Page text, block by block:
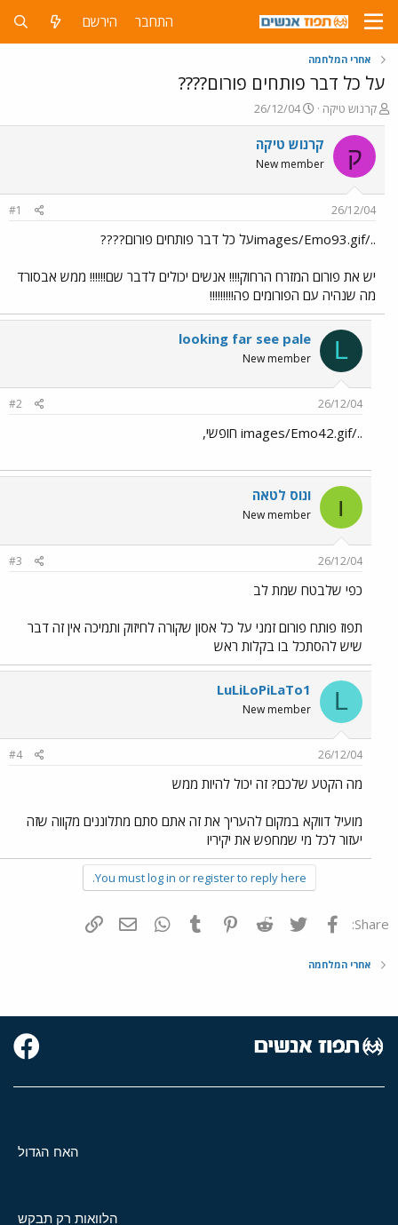
התחבר הירשם
אחרי המלחמה
על כל דבר פותחים פורום????
פ
ו
ת
ח
ה
ש
קרנוש טיקה
פ
ו
ר
ם
ר
26/12/04
ק קרנוש טיקה
New member
26/12/04
#1
../images/Emo93.gifעל כל דבר פותחים פורום????
יש את פורום המזרח הרחוק!!!! אנשים יכולים לדבר שם!!!!!! ממש אבסורד
מה שנהיה עם הפורומים פה!!!!!!!!!
L
looking far see pale
New member
26/12/04
#2
../images/Emo42.gif חופשי,
ו ונוס לטאה
New member
26/12/04
#3
כפי שלבטח שמת לב
תפוז פותח פורום זמני על כל אסון שקורה לחיזוק ותמיכה אין זה דבר
שיש להסתכל בו בקלות ראש
L
LuLiLoPiLaTo1
New member
26/12/04
#4
מה הקטע שלכם? זה יכול להיות ממש
מועיל דווקא במקום להעריך את זה אתם סתם מתלוננים מקווה שזה
יעזור לכל מי שמחפש את יקיריו
You must log in or register to reply here.
Share: פייסבוק Twitter
Reddit
Pinterest
Tumblr
WhatsAppדואר אלקטרוני
אחרי המלחמה
האח הגדול
הלוואות רק תבקש